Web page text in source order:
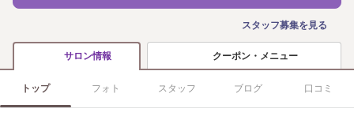
スタッフ募集を見る
サロン情報 クーポン・メニュー
トップ フォト スタッフ ブログ 口コミ